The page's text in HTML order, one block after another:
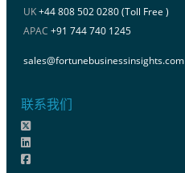
UK+44 808 502 0280 (Toll Free )
APAC +91 744 740 1245
sales@fortunebusinessinsights.com
联系我们